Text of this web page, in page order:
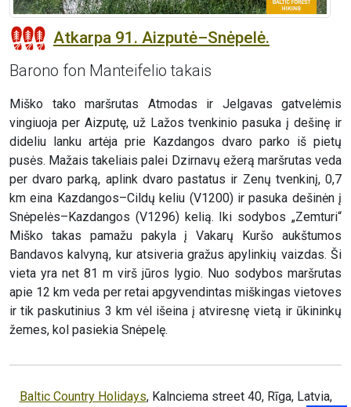
Atkarpa 91. Aizputė–Snėpelė.
Barono fon Manteifelio takais
Miško tako maršrutas Atmodas ir Jelgavas gatvelėmis
vingiuoja per Aizputę, už Lažos tvenkinio pasuka į dešinę ir
dideliu lanku artėja prie Kazdangos dvaro parko iš pietų
pusės. Mažais takeliais palei Dzirnavų ežerą maršrutas veda
per dvaro parką, aplink dvaro pastatus ir Zenų tvenkinį, 0,7
km eina Kazdangos–Cildų keliu (V1200) ir pasuka dešinėn į
Snėpelės–Kazdangos (V1296) kelią. Iki sodybos „Zemturi“
Miško takas pamažu pakyla į Vakarų Kuršo aukštumos
Bandavos kalvyną, kur atsiveria gražus apylinkių vaizdas. Ši
vieta yra net 81 m virš jūros lygio. Nuo sodybos maršrutas
apie 12 km veda per retai apgyvendintas miškingas vietoves
ir tik paskutinius 3 km vėl išeina į atviresnę vietą ir ūkininkų
žemes, kol pasiekia Snėpelę.
Baltic Country Holidays, Kalnciema street 40, Rīga, Latvia,